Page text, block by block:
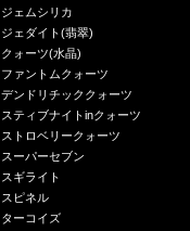
ジェムシリカ
ジェダイト(翡翠)
クォーツ(水晶)
ファントムクォーツ
デンドリチッククォーツ
スティブナイトinクォーツ
ストロベリークォーツ
スーパーセブン
スギライト
スピネル
ターコイズ